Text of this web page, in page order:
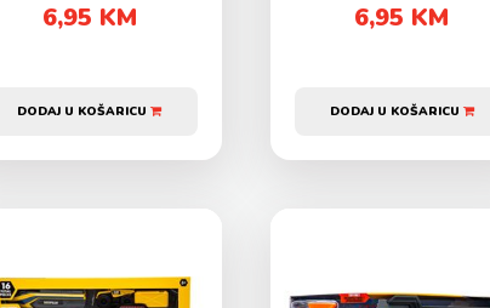
6,95 KM
DODAJ U KOŠARICU
6,95 KM
DODAJ U KOŠARICU